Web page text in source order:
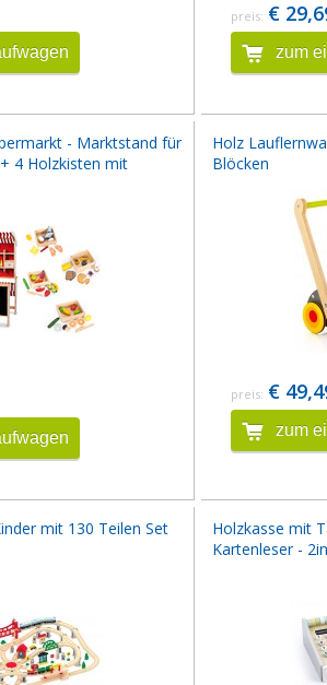
preis: €
zum
- Marktstand für
4 Holzkisten mit
Holz
Blöcken
preis: €
zum
mit 130 Teilen Set
Holzkasse mit
Kartenleser -